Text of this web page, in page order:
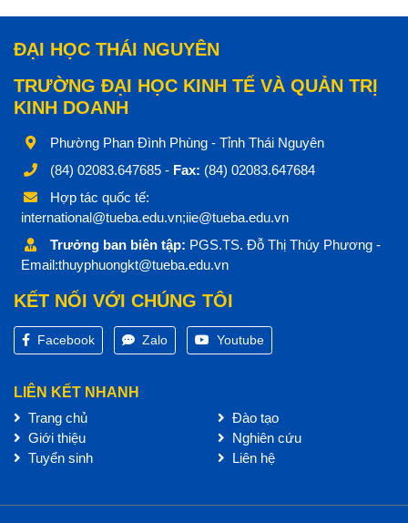
ĐẠI HỌC THÁI NGUYÊN
TRƯỜNG ĐẠI HỌC KINH TẾ VÀ QUẢN TRỊ
KINH DOANH
Phường Phan Đình Phùng - Tỉnh Thái Nguyên
(84) 02083.647685 - Fax: (84) 02083.647684
Hợp tác quốc tế:
international@tueba.edu.vn;iie@tueba.edu.vn
Trưởng ban biên tập: PGS.TS. Đỗ Thị Thúy Phương -
Email:thuyphuongkt@tueba.edu.vn
KẾT NỐI VỚI CHÚNG TÔI
Facebook Zalo Youtube
LIÊN KẾT NHANH
Trang chủ
Giới thiệu
Tuyển sinh
Đào tạo
Nghiên cứu
Liên hệ